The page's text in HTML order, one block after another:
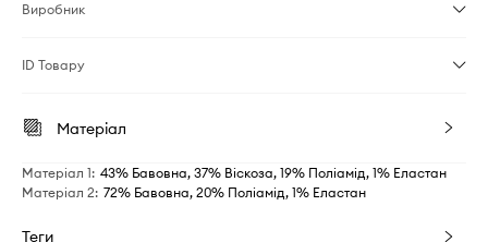
Виробник
ID Товару
Матеріал
Матеріал 1: 43% Бавовна, 37% Віскоза, 19% Поліамід, 1% Еластан
Матеріал 2: 72% Бавовна, 20% Поліамід, 1% Еластан
Теги